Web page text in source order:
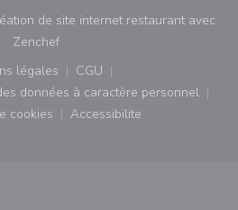
de site internet restaurant avec
Zenchef((ouvre une nouvelle fenêtre))
légales
((ouvre une nouvelle fenêtre))
CGU
((ouvre une nouvelle
données à caractère personnel
((ouvre une nouvelle fenêtre))
cookies
((ouvre une nouvelle fenêtre))
Accessibilite
((ouvre une nouvelle